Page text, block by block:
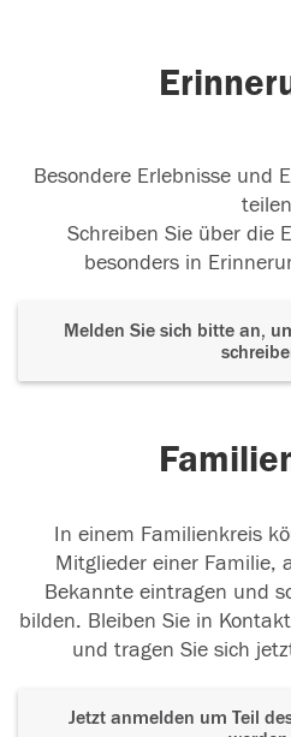
Besondere Erlebnisse und
Schreiben Sie über die
besonders in
Melden Sie sich bitte an,
In einem Familienkreis
Mitglieder einer Familie,
Bekannte eintragen und
bilden. Bleiben Sie in
und tragen Sie sich
Jetzt anmelden um Teil